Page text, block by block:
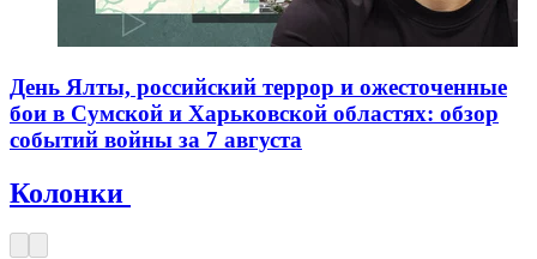
День Ялты, российский террор и ожесточенные
бои в Сумской и Харьковской областях: обзор
событий войны за 7 августа
Колонки